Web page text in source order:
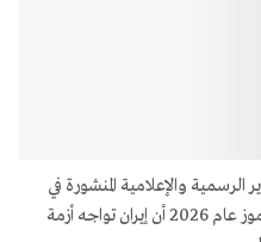
والإعلامية المنشورة في
أشهر مايو/ أيار ويونيو/ حزيران ويوليو/ تموز عام 2026 أن إيران تواجه أزمة